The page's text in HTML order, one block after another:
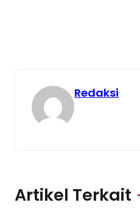
Redaksi
Artikel Terkait